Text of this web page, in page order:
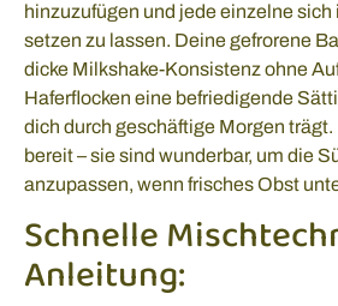
hinzuzufügen und jede einzelne
setzen zu lassen. Deine gefrorene
dicke Milkshake-Konsistenz ohne
Haferflocken eine befriedigende
dich durch geschäftige Morgen
bereit – sie sind wunderbar, um die
anzupassen, wenn frisches Obst
Schnelle
Anleitung: